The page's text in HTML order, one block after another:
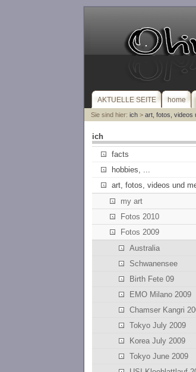
AKTUELLE SEITE home
Sie sind hier: ich> art, fotos, videos
ich
facts
hobbies, ...
art, fotos, videos und
my art
Fotos 2010
Fotos 2009
Australia
Schwanensee
Birth Fete 09
EMO Milano 2009
Chamser Kangri
Tokyo July 2009
Korea July 2009
Tokyo June 2009